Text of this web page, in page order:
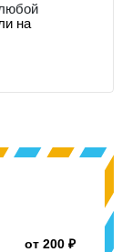
на
от 200 ₽